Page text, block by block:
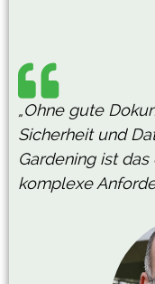
„Ohne gute
Sicherheit und
Gardening ist
komplexe